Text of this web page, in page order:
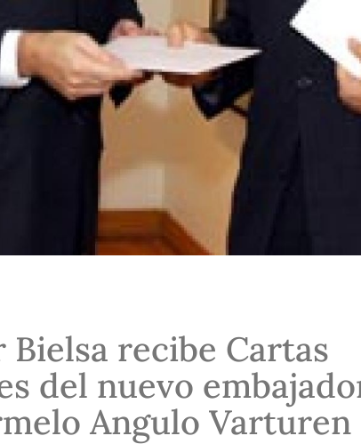
Bielsa recibe Cartas
del nuevo
Angulo Varturen